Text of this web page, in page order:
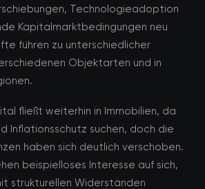
Technologieadoption
Kapitalmarktbedingungen neu
führen zu unterschiedlicher
Objektarten und in
fließt weiterhin in Immobilien, da
Inflationsschutz suchen, doch die
haben sich deutlich verschoben.
beispielloses Interesse auf sich,
strukturellen Widerständen